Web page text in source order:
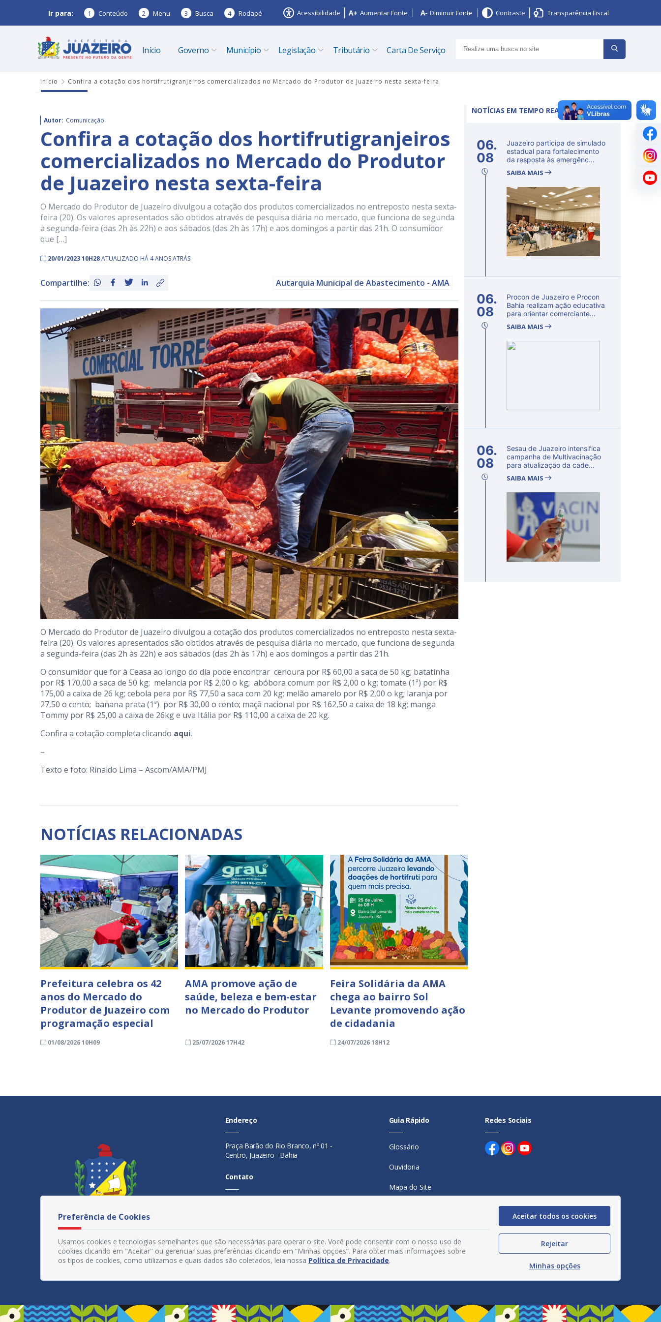
Ir para: 1 Conteúdo 2 Menu 3 Busca 4 Rodapé Acessibilidade Aumentar Fonte Diminuir Fonte Contraste Transparência Fiscal
Início Governo Município Legislação Tributário Carta De Serviço
Início Confira a cotação dos hortifrutigranjeiros comercializados no Mercado do Produtor de Juazeiro nesta sexta-feira
Autor: Comunicação
Confira a cotação dos hortifrutigranjeiros
comercializados no Mercado do Produtor
de Juazeiro nesta sexta-feira
O Mercado do Produtor de Juazeiro divulgou a cotação dos produtos comercializados no entreposto nesta sexta-
feira (20). Os valores apresentados são obtidos através de pesquisa diária no mercado, que funciona de segunda
a segunda-feira (das 2h às 22h) e aos sábados (das 2h às 17h) e aos domingos a partir das 21h. O consumidor
que […]
20/01/2023 10H28ATUALIZADO HÁ 4 ANOS ATRÁS
Compartilhe: Autarquia Municipal de Abastecimento - AMA
O Mercado do Produtor de Juazeiro divulgou a cotação dos produtos comercializados no entreposto nesta sexta-
feira (20). Os valores apresentados são obtidos através de pesquisa diária no mercado, que funciona de segunda
a segunda-feira (das 2h às 22h) e aos sábados (das 2h às 17h) e aos domingos a partir das 21h.
O consumidor que for à Ceasa ao longo do dia pode encontrar cenoura por R$ 60,00 a saca de 50 kg; batatinha
por R$ 170,00 a saca de 50 kg; melancia por R$ 2,00 o kg; abóbora comum por R$ 2,00 o kg; tomate (1ª) por R$
175,00 a caixa de 26 kg; cebola pera por R$ 77,50 a saca com 20 kg; melão amarelo por R$ 2,00 o kg; laranja por
27,50 o cento; banana prata (1ª) por R$ 30,00 o cento; maçã nacional por R$ 162,50 a caixa de 18 kg; manga
Tommy por R$ 25,00 a caixa de 26kg e uva Itália por R$ 110,00 a caixa de 20 kg.
Confira a cotação completa clicando aqui.
–
Texto e foto: Rinaldo Lima – Ascom/AMA/PMJ
NOTÍCIAS RELACIONADAS
Prefeitura celebra os 42
anos do Mercado do
Produtor de Juazeiro com
programação especial
01/08/2026 10H09
AMA promove ação de
saúde, beleza e bem-estar
no Mercado do Produtor
25/07/2026 17H42
Feira Solidária da AMA
chega ao bairro Sol
Levante promovendo ação
de cidadania
24/07/2026 18H12
NOTÍCIAS EM TEMPO REAL
06.
08
Juazeiro participa de simulado
estadual para fortalecimento
da resposta às emergênc...
SAIBA MAIS
06.
08
Procon de Juazeiro e Procon
Bahia realizam ação educativa
para orientar comerciante...
SAIBA MAIS
06.
08
Sesau de Juazeiro intensifica
campanha de Multivacinação
para atualização da cade...
SAIBA MAIS
Endereço
Praça Barão do Rio Branco, nº 01 -
Centro, Juazeiro - Bahia
Contato
Segunda a sexta-feira, das 08h às
Guia Rápido
Glossário
Ouvidoria
Mapa do Site
Manual de Navegação
Política de Privacidade
Redes Sociais
Preferência de Cookies
Usamos cookies e tecnologias semelhantes que são necessárias para operar o site. Você pode consentir com o nosso uso de
cookies clicando em "Aceitar" ou gerenciar suas preferências clicando em “Minhas opções”. Para obter mais informações sobre
os tipos de cookies, como utilizamos e quais dados são coletados, leia nossa Política de Privacidade.
Aceitar todos os cookies
Rejeitar
Minhas opções